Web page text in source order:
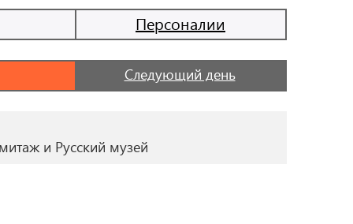
Персоналии
Следующий день
и Русский музей